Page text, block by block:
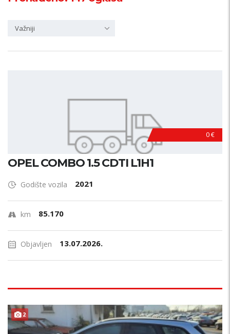
PRETRAŽI
Važniji
0 €
OPEL COMBO 1.5 CDTI L1H1
Godište vozila 2021
km 85.170
Objavljen 13.07.2026.
2